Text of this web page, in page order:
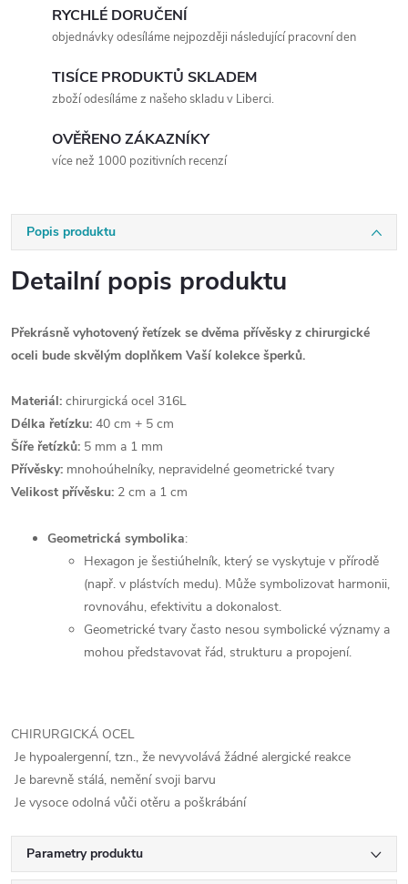
RYCHLÉ DORUČENÍ
objednávky odesíláme nejpozději následující pracovní den
TISÍCE PRODUKTŮ SKLADEM
zboží odesíláme z našeho skladu v Liberci.
OVĚŘENO ZÁKAZNÍKY
více než 1000 pozitivních recenzí
Popis produktu
Detailní popis produktu
Překrásně vyhotovený řetízek se dvěma přívěsky z chirurgické
oceli bude skvělým doplňkem Vaší kolekce šperků.
Materiál: chirurgická ocel 316L
Délka řetízku: 40 cm + 5 cm
Šíře řetízků: 5 mm a 1 mm
Přívěsky: mnohoúhelníky, nepravidelné geometrické tvary
Velikost přívěsku: 2 cm a 1 cm
Geometrická symbolika:
Hexagon je šestiúhelník, který se vyskytuje v přírodě
(např. v plástvích medu). Může symbolizovat harmonii,
rovnováhu, efektivitu a dokonalost.
Geometrické tvary často nesou symbolické významy a
mohou představovat řád, strukturu a propojení.
CHIRURGICKÁ OCEL
Je hypoalergenní, tzn., že nevyvolává žádné alergické reakce
Je barevně stálá, nemění svoji barvu
Je vysoce odolná vůči otěru a poškrábání
Parametry produktu